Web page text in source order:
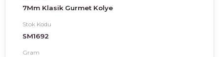
7Mm Klasik Gurmet Kolye
Stok Kodu
SM1692
Gram